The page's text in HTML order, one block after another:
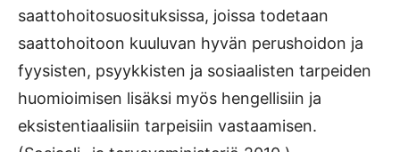
saattohoitosuosituksissa, joissa todetaan
saattohoitoon kuuluvan hyvän perushoidon ja
fyysisten, psyykkisten ja sosiaalisten tarpeiden
huomioimisen lisäksi myös hengellisiin ja
eksistentiaalisiin tarpeisiin vastaamisen.